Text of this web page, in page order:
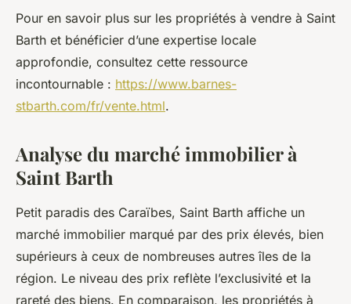
Pour en savoir plus sur les propriétés à vendre à Saint
Barth et bénéficier d’une expertise locale
approfondie, consultez cette ressource
incontournable : https://www.barnes-
stbarth.com/fr/vente.html.
Analyse du marché immobilier à
Saint Barth
Petit paradis des Caraïbes, Saint Barth affiche un
marché immobilier marqué par des prix élevés, bien
supérieurs à ceux de nombreuses autres îles de la
région. Le niveau des prix reflète l’exclusivité et la
rareté des biens. En comparaison, les propriétés à